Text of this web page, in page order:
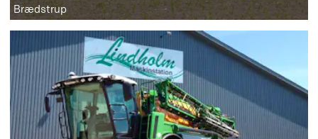
Brædstrup